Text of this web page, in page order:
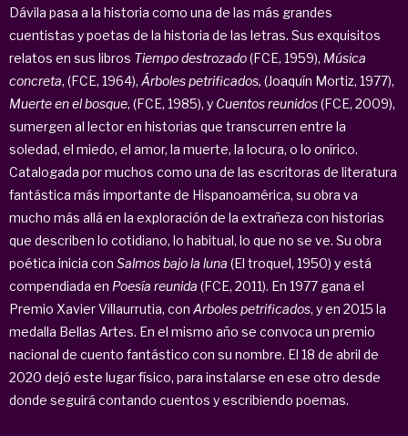
Dávila pasa a la historia como una de las más grandes
cuentistas y poetas de la historia de las letras. Sus exquisitos
relatos en sus libros Tiempo destrozado(FCE, 1959), Música
concreta, (FCE, 1964), Árboles petrificados, (Joaquín Mortiz, 1977),
Muerte en el bosque, (FCE, 1985), y Cuentos reunidos(FCE, 2009),
sumergen al lector en historias que transcurren entre la
soledad, el miedo, el amor, la muerte, la locura, o lo onírico.
Catalogada por muchos como una de las escritoras de literatura
fantástica más importante de Hispanoamérica, su obra va
mucho más allá en la exploración de la extrañeza con historias
que describen lo cotidiano, lo habitual, lo que no se ve. Su obra
poética inicia con Salmos bajo la luna (El troquel, 1950) y está
compendiada en Poesía reunida (FCE, 2011). En 1977 gana el
Premio Xavier Villaurrutia, con Arboles petrificados, y en 2015 la
medalla Bellas Artes. En el mismo año se convoca un premio
nacional de cuento fantástico con su nombre. El 18 de abril de
2020 dejó este lugar físico, para instalarse en ese otro desde
donde seguirá contando cuentos y escribiendo poemas.